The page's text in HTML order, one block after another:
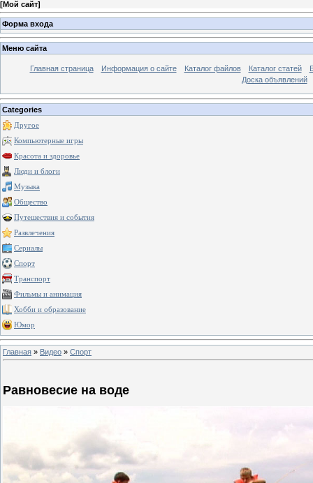
[Мой сайт]
Форма входа
Меню сайта
Главная страница Информация о сайте Каталог файлов Каталог статей
Доска объявлений
Categories
Другое
Компьютерные игры
Красота и здоровье
Люди и блоги
Музыка
Общество
Путешествия и события
Развлечения
Сериалы
Спорт
Транспорт
Фильмы и анимация
Хобби и образование
Юмор
Главная » Видео » Спорт
Равновесие на воде